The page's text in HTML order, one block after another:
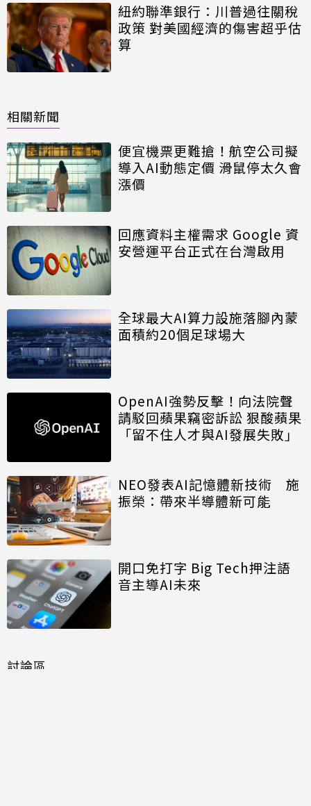
紐約聯準銀行：川普過往關稅
政策 對美國經濟的傷害超乎估
算
相關新聞
便宜機票更難搶！航空公司擬
導入AI動態定價 滑鼠停太久會
漲價
回應資料主權需求 Google 資
安營運平台正式在台灣啟用
全球最大AI算力設施落腳內蒙
面積約20個足球場大
OpenAI強勢反擊！向法院聲
請駁回蘋果竊密訴訟 狠酸蘋果
「留不住人才與AI發展失敗」
NEO發表AI記憶體新技術 施
振榮：帶來半導體新可能
開口免打字 Big Tech押注語
音主導AI未來
討論區